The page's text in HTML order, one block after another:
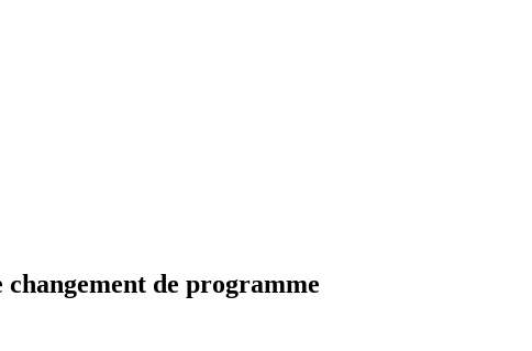
de programme